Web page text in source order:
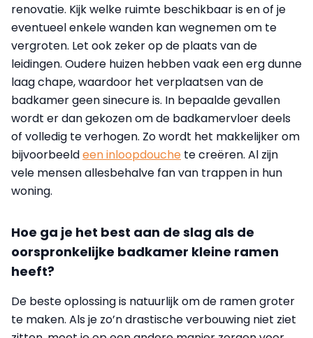
renovatie. Kijk welke ruimte beschikbaar is en of je
eventueel enkele wanden kan wegnemen om te
vergroten. Let ook zeker op de plaats van de
leidingen. Oudere huizen hebben vaak een erg dunne
laag chape, waardoor het verplaatsen van de
badkamer geen sinecure is. In bepaalde gevallen
wordt er dan gekozen om de badkamervloer deels
of volledig te verhogen. Zo wordt het makkelijker om
bijvoorbeeldeen inloopdouche te creëren. Al zijn
vele mensen allesbehalve fan van trappen in hun
woning.
Hoe ga je het best aan de slag als de
oorspronkelijke badkamer kleine ramen
heeft?
De beste oplossing is natuurlijk om de ramen groter
te maken. Als je zo’n drastische verbouwing niet ziet